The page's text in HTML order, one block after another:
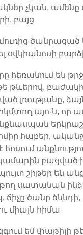
չկան, ամենը
բայց
ծանրացած
օվկիանոսի
հեռանում են
թևերով,
լռությանը,
այո-ն, որ
հաբեր,
հոսում
բացված
շիթեր են
թող սատանան
ծանր ծննդի,
միայն հիմա
եմ փաթիլի